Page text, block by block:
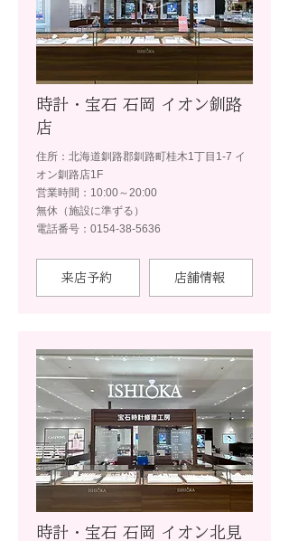
時計・宝石 石岡 イオン釧路
店
住所：北海道釧路郡釧路町桂木1丁目1-7 イ
オン釧路店1F
営業時間：10:00～20:00
無休（施設に準ずる）
電話番号：0154-38-5636
来店予約 店舗情報
時計・宝石 石岡 イオン北見